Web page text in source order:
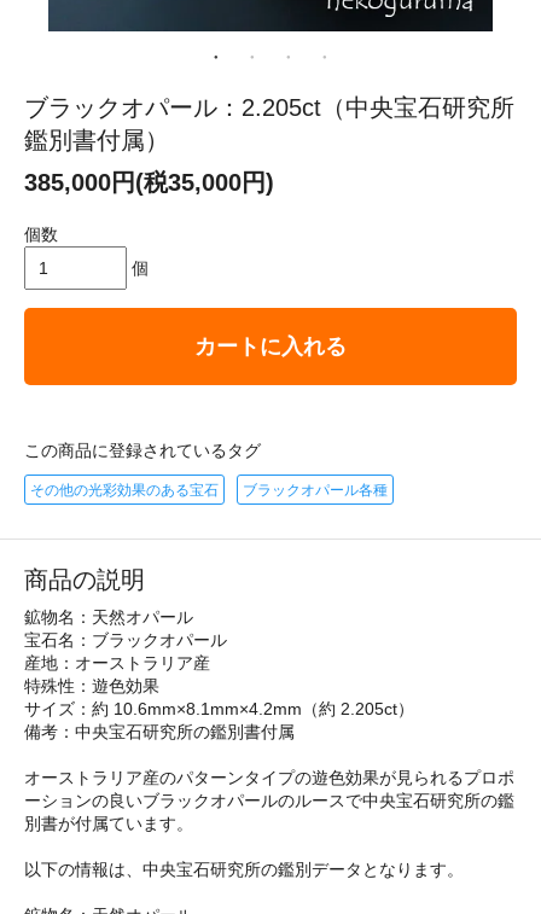
ブラックオパール：2.205ct（中央宝石研究所
鑑別書付属）
385,000円(税35,000円)
個数
個
カートに入れる
この商品に登録されているタグ
その他の光彩効果のある宝石 ブラックオパール各種
商品の説明
鉱物名：天然オパール
宝石名：ブラックオパール
産地：オーストラリア産
特殊性：遊色効果
サイズ：約 10.6mm×8.1mm×4.2mm（約 2.205ct）
備考：中央宝石研究所の鑑別書付属
オーストラリア産のパターンタイプの遊色効果が見られるプロポ
ーションの良いブラックオパールのルースで中央宝石研究所の鑑
別書が付属ています。
以下の情報は、中央宝石研究所の鑑別データとなります。